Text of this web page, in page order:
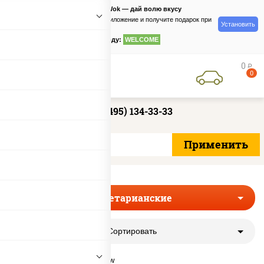
PizzaSushiWok — дай волю вкусу
Скачайте приложение и получите подарок при
по промокоду: WELCOME
Установить
0 руб
0
+7 (495) 134-33-33
Вегетарианские
Сортировать